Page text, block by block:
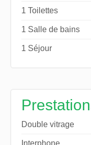
1 Toilettes
1 Salle de bains
1 Séjour
Double vitrage
Interphone